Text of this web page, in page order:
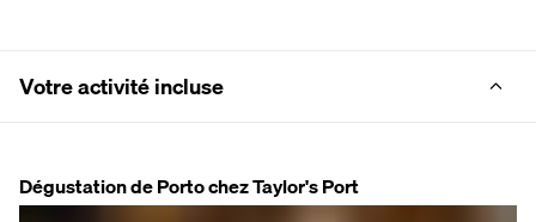
Votre activité incluse
Dégustation de Porto chez Taylor's Port